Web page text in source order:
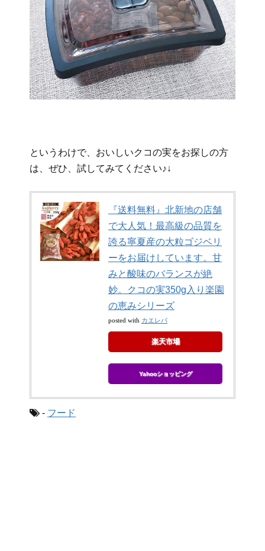
というわけで、おいしいクコの実をお探しの方
は、ぜひ、試してみてください♪↓
『送料無料』北新地の店舗
で大人気！最高級の品質を
誇る寧夏産の大粒ゴジベリ
ーをお届けしています。甘
みと酸味のバランスが絶
妙。クコの実350g入り楽園
の恵みシリーズ
posted with カエレバ
楽天市場
Yahooショッピング
- フード